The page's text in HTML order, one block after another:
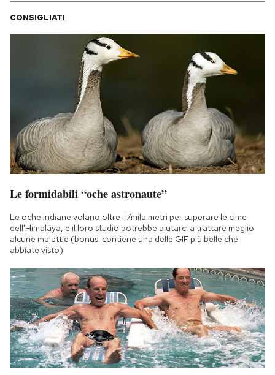
CONSIGLIATI
Le formidabili “oche astronaute”
Le oche indiane volano oltre i 7mila metri per superare le cime
dell'Himalaya, e il loro studio potrebbe aiutarci a trattare meglio
alcune malattie (bonus: contiene una delle GIF più belle che
abbiate visto)